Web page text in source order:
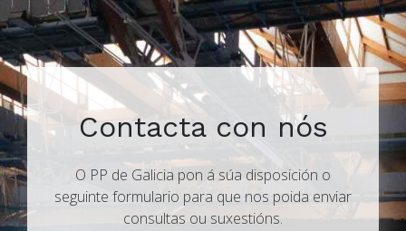
Contacta con nós
O PP de Galicia pon á súa disposición o
seguinte formulario para que nos poida enviar
consultas ou suxestións.